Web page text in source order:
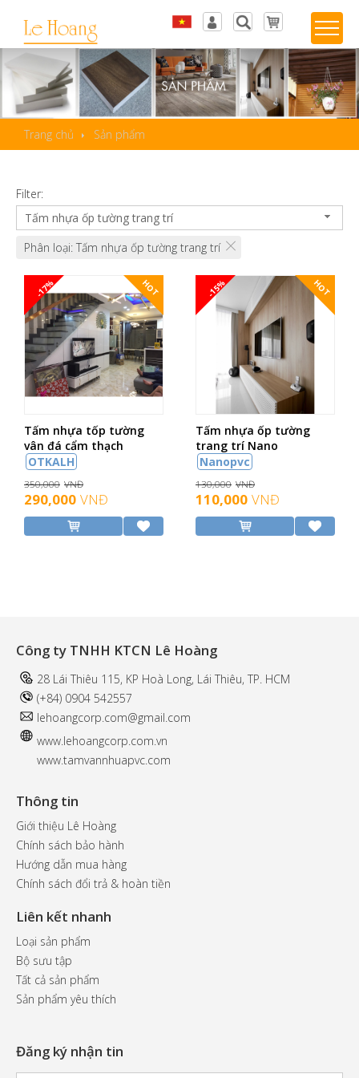
EnglishSản phẩm yêu thích
Trang chủ Sản phẩm
Filter:
Tấm nhựa ốp tường trang trí
Phân loại: Tấm nhựa ốp tường trang trí
HOT
-17%
Tấm nhựa tốp tường
vân đá cẩm thạch
OTKALH
350,000 VNĐ
290,000 VNĐ
HOT
-15%
Tấm nhựa ốp tường
trang trí Nano
Nanopvc
130,000 VNĐ
110,000 VNĐ
Công ty TNHH KTCN Lê Hoàng
28 Lái Thiêu 115, KP Hoà Long, Lái Thiêu, TP. HCM
(+84) 0904 542557
lehoangcorp.com@gmail.com
www.lehoangcorp.com.vn
www.tamvannhuapvc.com
Thông tin
Giới thiệu Lê Hoàng
Chính sách bảo hành
Hướng dẫn mua hàng
Chính sách đổi trả & hoàn tiền
Liên kết nhanh
Loại sản phẩm
Bộ sưu tập
Tất cả sản phẩm
Sản phẩm yêu thích
Đăng ký nhận tin